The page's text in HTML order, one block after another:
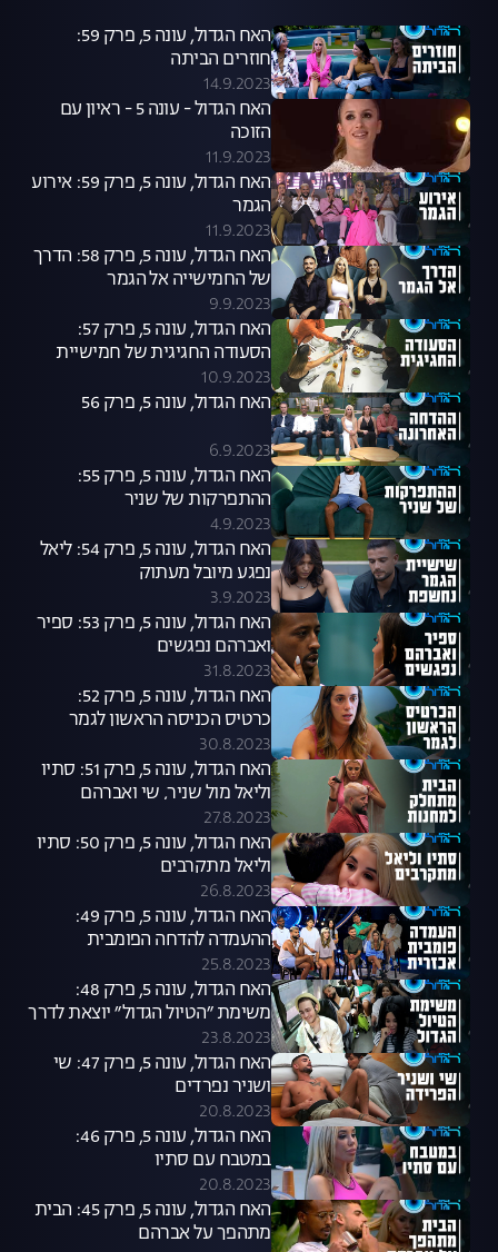
האח הגדול, עונה 5, פרק 59:
חוזרים הביתה
14.9.2023
האח הגדול - עונה 5 - ראיון עם
הזוכה
11.9.2023
האח הגדול, עונה 5, פרק 59: אירוע
הגמר
11.9.2023
האח הגדול, עונה 5, פרק 58: הדרך
של החמישייה אל הגמר
9.9.2023
האח הגדול, עונה 5, פרק 57:
הסעודה החגיגית של חמישיית
הגמר
10.9.2023
האח הגדול, עונה 5, פרק 56
6.9.2023
האח הגדול, עונה 5, פרק 55:
ההתפרקות של שניר
4.9.2023
האח הגדול, עונה 5, פרק 54: ליאל
נפגע מיובל מעתוק
3.9.2023
האח הגדול, עונה 5, פרק 53: ספיר
ואברהם נפגשים
31.8.2023
האח הגדול, עונה 5, פרק 52:
כרטיס הכניסה הראשון לגמר
30.8.2023
האח הגדול, עונה 5, פרק 51: סתיו
וליאל מול שניר, שי ואברהם
27.8.2023
האח הגדול, עונה 5, פרק 50: סתיו
וליאל מתקרבים
26.8.2023
האח הגדול, עונה 5, פרק 49:
ההעמדה להדחה הפומבית
שפיצלה את הבית
25.8.2023
האח הגדול, עונה 5, פרק 48:
משימת ״הטיול הגדול״ יוצאת לדרך
23.8.2023
האח הגדול, עונה 5, פרק 47: שי
ושניר נפרדים
20.8.2023
האח הגדול, עונה 5, פרק 46:
במטבח עם סתיו
20.8.2023
האח הגדול, עונה 5, פרק 45: הבית
מתהפך על אברהם